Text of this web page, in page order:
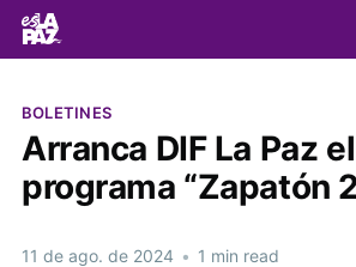
BOLETINES
Arranca DIF La Paz el
programa “Zapatón
11 de ago. de 2024 • 1 min read